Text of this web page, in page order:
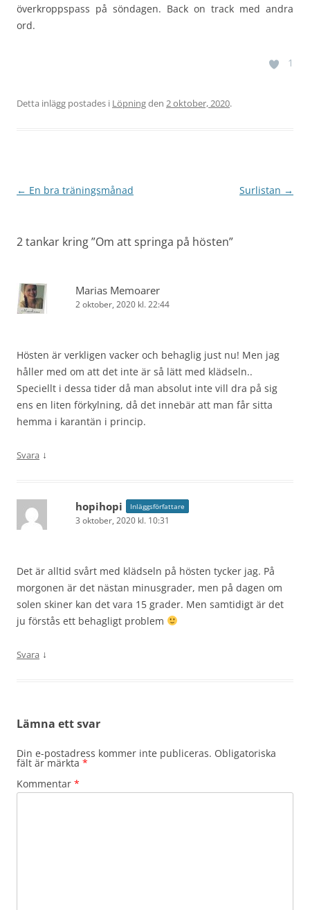
överkroppspass på söndagen. Back on track med andra
ord.
1
Detta inlägg postades i Löpningden 2 oktober, 2020.
Inläggsnavigering
← En bra träningsmånad Surlistan →
2 tankar kring ”Om att springa på hösten”
Marias Memoarer
2 oktober, 2020 kl. 22:44
Hösten är verkligen vacker och behaglig just nu! Men jag
håller med om att det inte är så lätt med klädseln..
Speciellt i dessa tider då man absolut inte vill dra på sig
ens en liten förkylning, då det innebär att man får sitta
hemma i karantän i princip.
Svara ↓
hopihopi Inläggsförfattare
3 oktober, 2020 kl. 10:31
Det är alltid svårt med klädseln på hösten tycker jag. På
morgonen är det nästan minusgrader, men på dagen om
solen skiner kan det vara 15 grader. Men samtidigt är det
ju förstås ett behagligt problem
Svara ↓
Lämna ett svar
Din e-postadress kommer inte publiceras. Obligatoriska
fält är märkta *
Kommentar *